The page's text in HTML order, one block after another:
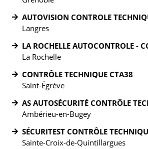
AUTOVISION CONTROLE
Langres
LA ROCHELLE AUTOCONTROLE -
La Rochelle
CONTRÔLE TECHNIQUE CTA38
Saint-Égrève
AS AUTOSÉCURITÉ CONTRÔLE
Ambérieu-en-Bugey
SÉCURITEST CONTRÔLE
Sainte-Croix-de-Quintillargues